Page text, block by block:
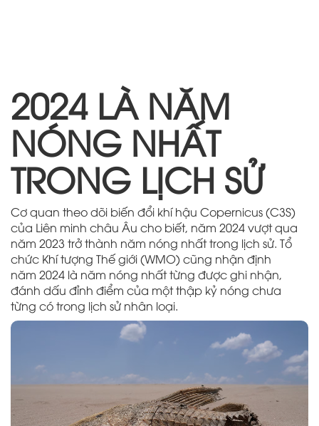
2024 LÀ NĂM
NÓNG NHẤT
TRONG LỊCH SỬ
Cơ quan theo dõi biến đổi khí hậu Copernicus (C3S)
của Liên minh châu Âu cho biết, năm 2024 vượt qua
năm 2023 trở thành năm nóng nhất trong lịch sử. Tổ
chức Khí tượng Thế giới (WMO) cũng nhận định
năm 2024 là năm nóng nhất từng được ghi nhận,
đánh dấu đỉnh điểm của một thập kỷ nóng chưa
từng có trong lịch sử nhân loại.